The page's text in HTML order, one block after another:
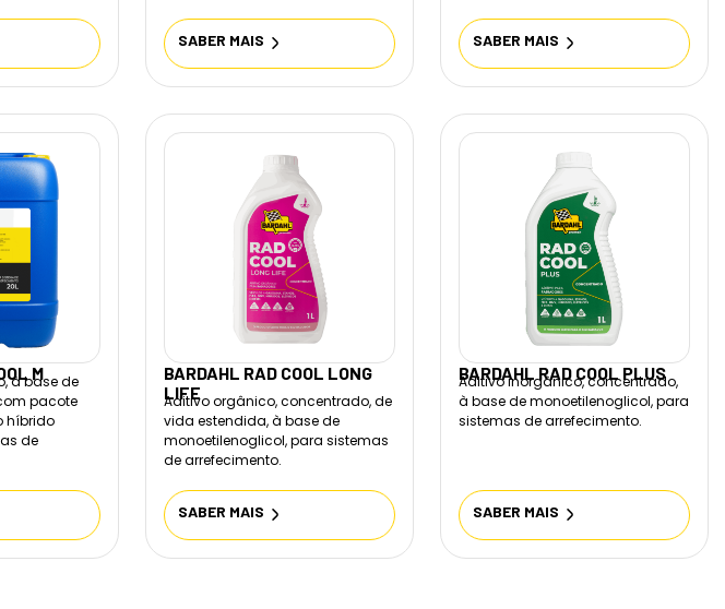
SABER MAIS SABER MAIS
M
à base de
pacote
híbrido
de
BARDAHL RAD COOL LONG
LIFE
Aditivo orgânico, concentrado, de
vida estendida, à base de
monoetilenoglicol, para sistemas
de arrefecimento.
SABER MAIS
BARDAHL RAD COOL PLUS
Aditivo inorgânico, concentrado,
à base de monoetilenoglicol, para
sistemas de arrefecimento.
SABER MAIS